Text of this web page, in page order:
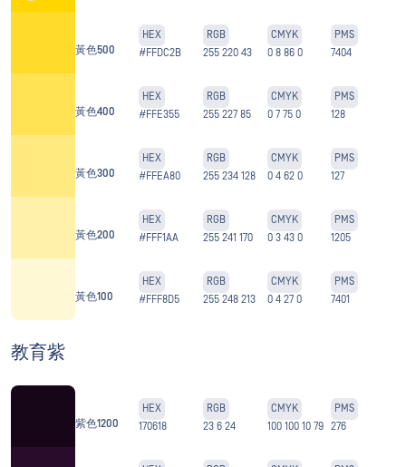
黃色500
HEX
#FFDC2B
RGB
255 220 43
CMYK
0 8 86 0
PMS
7404
黃色400
HEX
#FFE355
RGB
255 227 85
CMYK
0 7 75 0
PMS
128
黃色300
HEX
#FFEA80
RGB
255 234 128
CMYK
0 4 62 0
PMS
127
黃色200
HEX
#FFF1AA
RGB
255 241 170
CMYK
0 3 43 0
PMS
1205
黃色100
HEX
#FFF8D5
RGB
255 248 213
CMYK
0 4 27 0
PMS
7401
教育紫
紫色1200
HEX
170618
RGB
23 6 24
CMYK
100 100 10 79
PMS
276